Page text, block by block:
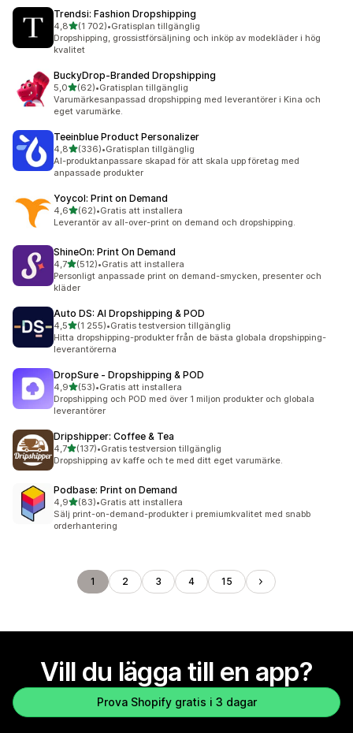
Trendsi: Fashion Dropshipping
4,8av 5 stjärnor
(1 702)
1702 recensioner totalt
•Gratisplan tillgänglig
Dropshipping, grossistförsäljning och inköp av modekläder i hög
kvalitet
BuckyDrop‑Branded Dropshipping
5,0av 5 stjärnor
(62)
62 recensioner totalt
•Gratisplan tillgänglig
Varumärkesanpassad dropshipping med leverantörer i Kina och
eget varumärke.
Teeinblue Product Personalizer
4,8av 5 stjärnor
(336)
336 recensioner totalt
•Gratisplan tillgänglig
AI-produktanpassare skapad för att skala upp företag med
anpassade produkter
Yoycol: Print on Demand
4,6av 5 stjärnor
(62)
62 recensioner totalt
•Gratis att installera
Leverantör av all-over-print on demand och dropshipping.
ShineOn: Print On Demand
4,7av 5 stjärnor
(512)
512 recensioner totalt
•Gratis att installera
Personligt anpassade print on demand-smycken, presenter och
kläder
Auto DS: AI Dropshipping & POD
4,5av 5 stjärnor
(1 255)
1255 recensioner totalt
•Gratis testversion tillgänglig
Hitta dropshipping-produkter från de bästa globala dropshipping-
leverantörerna
DropSure ‑ Dropshipping & POD
4,9av 5 stjärnor
(53)
53 recensioner totalt
•Gratis att installera
Dropshipping och POD med över 1 miljon produkter och globala
leverantörer
Dripshipper: Coffee & Tea
4,7av 5 stjärnor
(137)
137 recensioner totalt
•Gratis testversion tillgänglig
Dropshipping av kaffe och te med ditt eget varumärke.
Podbase: Print on Demand
4,9av 5 stjärnor
(83)
83 recensioner totalt
•Gratis att installera
Sälj print-on-demand-produkter i premiumkvalitet med snabb
orderhantering
1 2 3 4 15
Vill du lägga till en app?
Prova Shopify gratis i 3 dagar